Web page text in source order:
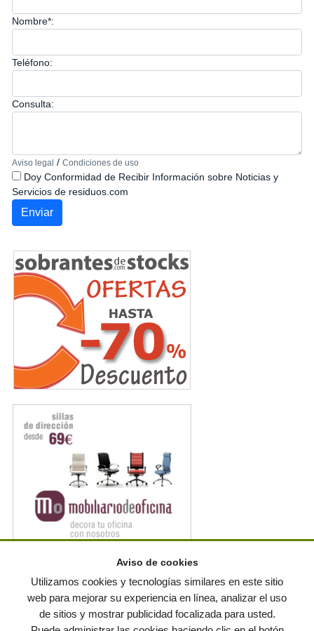
Nombre*:
Teléfono:
Consulta:
Aviso legal / Condiciones de uso
Doy Conformidad de Recibir Información sobre Noticias y
Servicios de residuos.com
© residuos.com - Todos los derechos reservados Política de privacidad
Aviso de cookies
Utilizamos cookies y tecnologías similares en este sitio
web para mejorar su experiencia en línea, analizar el uso
de sitios y mostrar publicidad focalizada para usted.